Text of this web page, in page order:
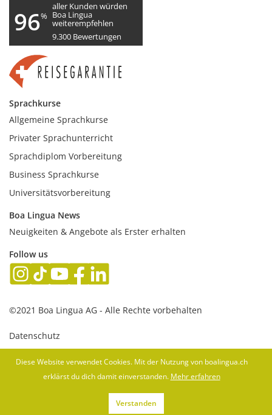
96%
aller Kunden würden
Boa Lingua
weiterempfehlen
9.300 Bewertungen
Sprachkurse
Allgemeine Sprachkurse
Privater Sprachunterricht
Sprachdiplom Vorbereitung
Business Sprachkurse
Universitätsvorbereitung
Boa Lingua News
Neuigkeiten & Angebote als Erster erhalten
Follow us
©2021 Boa Lingua AG - Alle Rechte vorbehalten
Datenschutz
AGB
Diese Website verwendet Cookies. Mit der Nutzung von boalingua.ch
erklärst du dich damit einverstanden. Mehr erfahren
Verstanden